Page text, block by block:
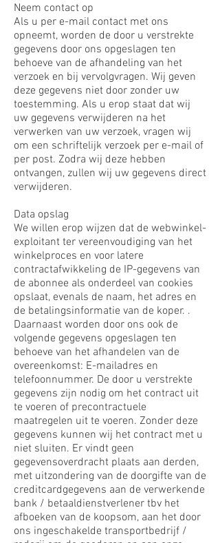
Neem contact op
Als u per e-mail contact met ons
opneemt, worden de door u verstrekte
gegevens door ons opgeslagen ten
behoeve van de afhandeling van het
verzoek en bij vervolgvragen. Wij geven
deze gegevens niet door zonder uw
toestemming. Als u erop staat dat wij
uw gegevens verwijderen na het
verwerken van uw verzoek, vragen wij
om een ​​schriftelijk verzoek per e-mail of
per post. Zodra wij deze hebben
ontvangen, zullen wij uw gegevens direct
verwijderen.
Data opslag
We willen erop wijzen dat de webwinkel-
exploitant ter vereenvoudiging van het
winkelproces en voor latere
contractafwikkeling de IP-gegevens van
de abonnee als onderdeel van cookies
opslaat, evenals de naam, het adres en
de betalingsinformatie van de koper. .
Daarnaast worden door ons ook de
volgende gegevens opgeslagen ten
behoeve van het afhandelen van de
overeenkomst: E-mailadres en
telefoonnummer. De door u verstrekte
gegevens zijn nodig om het contract uit
te voeren of precontractuele
maatregelen uit te voeren. Zonder deze
gegevens kunnen wij het contract met u
niet sluiten. Er vindt geen
gegevensoverdracht plaats aan derden,
met uitzondering van de doorgifte van de
creditcardgegevens aan de verwerkende
bank / betaaldienstverlener tbv het
afboeken van de koopsom, aan het door
ons ingeschakelde transportbedrijf /